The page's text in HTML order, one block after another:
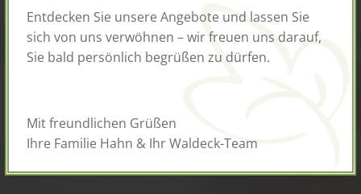
Entdecken Sie unsere Angebote und lassen Sie
sich von uns verwöhnen – wir freuen uns darauf,
Sie bald persönlich begrüßen zu dürfen.
Mit freundlichen Grüßen
Ihre Familie Hahn & Ihr Waldeck-Team